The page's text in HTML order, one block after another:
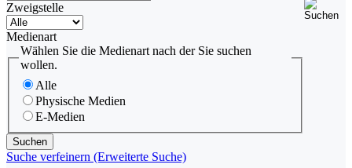
Zweigstelle
Medienart
Wählen Sie die Medienart nach der Sie suchen
wollen.
Alle
Physische Medien
E-Medien
Suche verfeinern (Erweiterte Suche)